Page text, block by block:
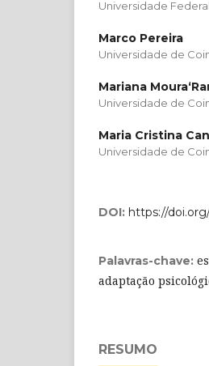
Universidade
Marco Pereira
Universidade de
Mariana
Universidade de
Maria Cristina
Universidade de
DOI: https://doi.org/
Palavras-chave:
adaptação
RESUMO